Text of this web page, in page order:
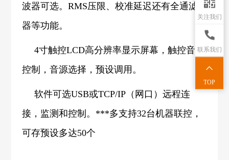
波器可选。RMS压限、校准延迟还有全通滤波
器等功能。
4寸触控LCD高分辨率显示屏幕，触控音量
控制，音源选择，预设调用。
软件可选USB或TCP/IP（网口）远程连
接，监测和控制。***多支持32台机器联控，
可存预设多达50个
关注我们
联系我们
TOP